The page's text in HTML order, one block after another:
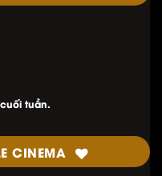
tuần.
CINEMA